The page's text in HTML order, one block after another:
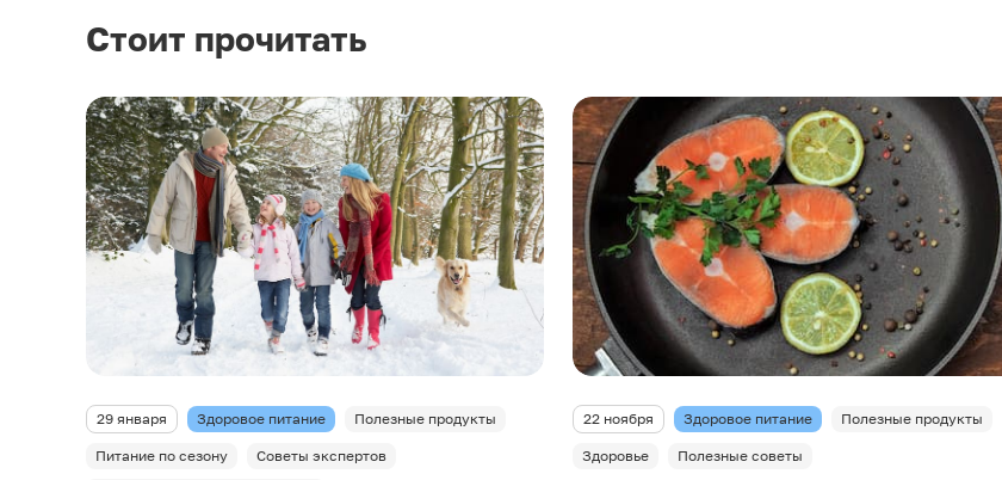
Стоит прочитать
29 января Здоровое питание Полезные продукты
Питание по сезону
Советы экспертов
22 ноября Здоровое питание Полезные продукты
Здоровье Полезные советы